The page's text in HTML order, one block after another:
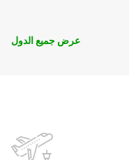
عرض جميع الدول